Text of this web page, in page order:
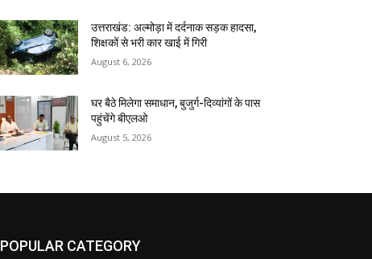
उत्तराखंड: अल्मोड़ा में दर्दनाक सड़क हादसा,
शिक्षकों से भरी कार खाई में गिरी
August 6, 2026
घर बैठे मिलेगा समाधान, बुजुर्ग-दिव्यांगों के पास
पहुंचेंगे बीएलओ
August 5, 2026
POPULAR CATEGORY